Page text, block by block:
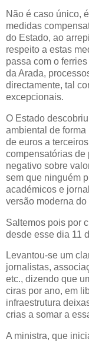
Não é caso único,
medidas
do Estado, ao
respeito a estas
passa com o
da Arada,
directamente, tal
excepcionais.
O Estado
ambiental de
de euros a
compensatórias de
negativo sobre
sem que ninguém
académicos e
versão moderna
Saltemos pois por
desde esse dia 11
Levantou-se um
jornalistas,
etc., dizendo que
ciras por ano, em
infraestrutura
crias a somar a
A ministra, que